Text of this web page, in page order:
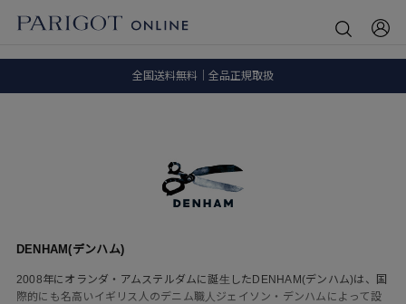
全国送料無料｜全品正規取扱
DENHAM(デンハム)
2008年にオランダ・アムステルダムに誕生したDENHAM(デンハム)は、国
際的にも名高いイギリス人のデニム職人ジェイソン・デンハムによって設